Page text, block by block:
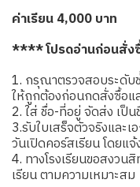
ค่าเรียน 4,000 บาท
**** โปรดอ่านก่อนสั่
1. กรุณาตรวจสอบระดับ
ให้ถูกต้องก่อนกดสั่งซื้อแล
2. ใส่ ชื่อ-ที่อยู่ จัดส่ง เป็
3.รับใบเสร็จตัวจริงและเ
วันเปิดคอร์สเรียน โดยแ
4. ทางโรงเรียนขอสงวน
เรียน ตามความเหมาะสม